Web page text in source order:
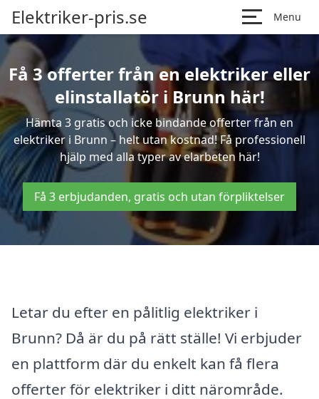
Elektriker-pris.se Menu
Få 3 offerter från en elektriker eller
elinstallatör i Brunn här!
Hämta 3 gratis och icke bindande offerter från en
elektriker i Brunn – helt utan kostnad! Få professionell
hjälp med alla typer av elarbeten här!
Få 3 erbjudanden, gratis och utan förpliktelser
Letar du efter en pålitlig elektriker i
Brunn? Då är du på rätt ställe! Vi erbjuder
en plattform där du enkelt kan få flera
offerter för elektriker i ditt närområde.